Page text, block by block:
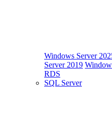
Windows Server
Server 2019
RDS
SQL Server